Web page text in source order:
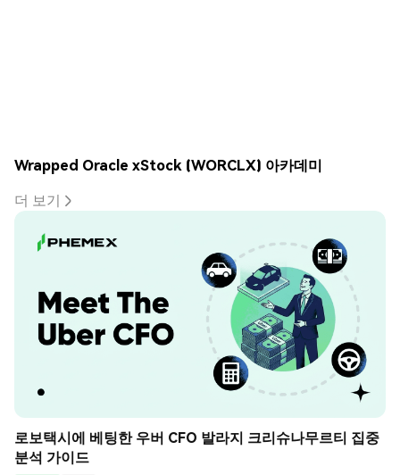
Wrapped Oracle xStock (WORCLX) 아카데미
더 보기
로보택시에 베팅한 우버 CFO 발라지 크리슈나무르티 집중
분석 가이드